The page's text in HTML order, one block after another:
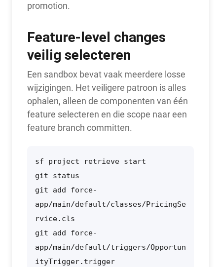
promotion.
Feature-level changes
veilig selecteren
Een sandbox bevat vaak meerdere losse
wijzigingen. Het veiligere patroon is alles
ophalen, alleen de componenten van één
feature selecteren en die scope naar een
feature branch committen.
sf project retrieve start
git status
git add force-
app/main/default/classes/PricingSe
rvice.cls
git add force-
app/main/default/triggers/Opportun
ityTrigger.trigger